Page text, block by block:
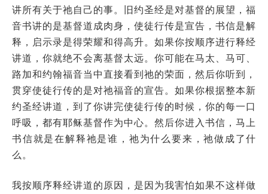
讲所有关于祂自己的事。旧约圣经是对基督的展望，福
音书讲的是基督道成肉身，使徒行传是宣告，书信是解
释，启示录是得荣耀和得高升。如果你按顺序进行释经
讲道，你就绝不会离基督太远。你可能在马太、马可、
路加和约翰福音当中直接看到祂的荣面，然后你听到，
贯穿使徒行传的是对祂福音的宣告。如果你根据整本新
约圣经讲道，到了你讲完使徒行传的时候，你的每一口
呼吸，都有耶稣基督作为中心。然后你进入书信，马上
书信就是在解释祂是谁，祂为什么要来，祂做成了什
么。
我按顺序释经讲道的原因，是因为我害怕如果不这样做